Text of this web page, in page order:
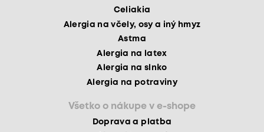
Celiakia
Alergia na včely, osy a iný hmyz
Astma
Alergia na latex
Alergia na slnko
Alergia na potraviny
Všetko o nákupe v e-shope
Doprava a platba